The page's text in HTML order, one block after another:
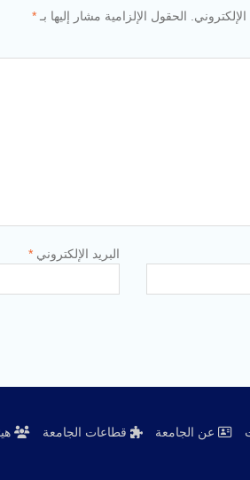
الحقول الإلزامية مشار إليها بـ *
البريد الإلكتروني *
عن الجامعة قطاعات الجامعة